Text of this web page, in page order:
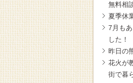
無料相
夏季休
7月も
した！
昨日の
花火が
街で暮